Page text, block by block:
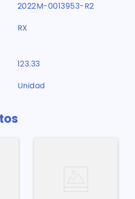
2022M-0013953-R2
RX
123.33
Unidad